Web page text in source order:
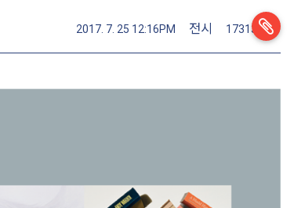
2017. 7. 25 12:16PM 전시 1731380